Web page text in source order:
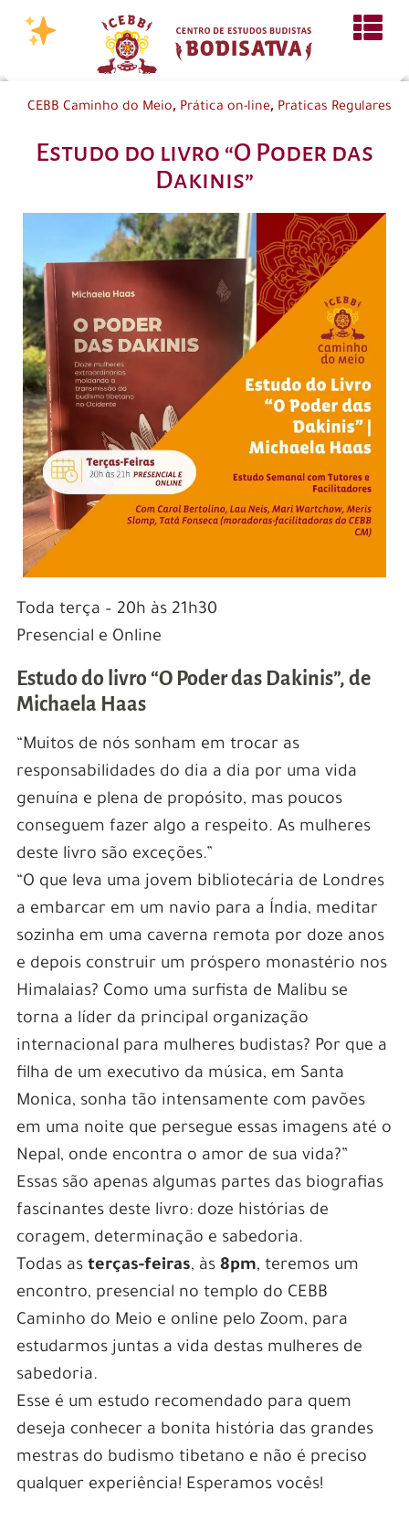
CEBB Caminho do Meio, Prática on-line, Praticas Regulares
Estudo do livro “O Poder das
Dakinis”
Toda terça – 20h às 21h30
Presencial e Online
Estudo do livro “O Poder das Dakinis”, de
Michaela Haas
“Muitos de nós sonham em trocar as
responsabilidades do dia a dia por uma vida
genuína e plena de propósito, mas poucos
conseguem fazer algo a respeito. As mulheres
deste livro são exceções.”
“O que leva uma jovem bibliotecária de Londres
a embarcar em um navio para a Índia, meditar
sozinha em uma caverna remota por doze anos
e depois construir um próspero monastério nos
Himalaias? Como uma surfista de Malibu se
torna a líder da principal organização
internacional para mulheres budistas? Por que a
filha de um executivo da música, em Santa
Monica, sonha tão intensamente com pavões
em uma noite que persegue essas imagens até o
Nepal, onde encontra o amor de sua vida?”
Essas são apenas algumas partes das biografias
fascinantes deste livro: doze histórias de
coragem, determinação e sabedoria.
Todas as terças-feiras, às 8pm, teremos um
encontro, presencial no templo do CEBB
Caminho do Meio e online pelo Zoom, para
estudarmos juntas a vida destas mulheres de
sabedoria.
Esse é um estudo recomendado para quem
deseja conhecer a bonita história das grandes
mestras do budismo tibetano e não é preciso
qualquer experiência! Esperamos vocês!